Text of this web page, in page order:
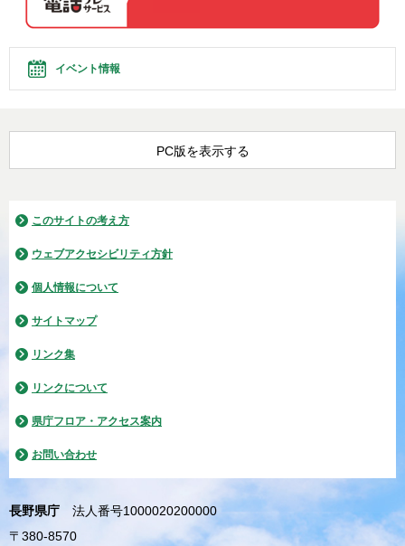
イベント情報
PC版を表示する
このサイトの考え方
ウェブアクセシビリティ方針
個人情報について
サイトマップ
リンク集
リンクについて
県庁フロア・アクセス案内
お問い合わせ
長野県庁
法人番号1000020200000
〒380-8570